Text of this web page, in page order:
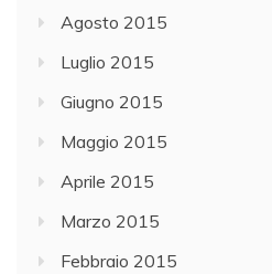
Agosto 2015
Luglio 2015
Giugno 2015
Maggio 2015
Aprile 2015
Marzo 2015
Febbraio 2015